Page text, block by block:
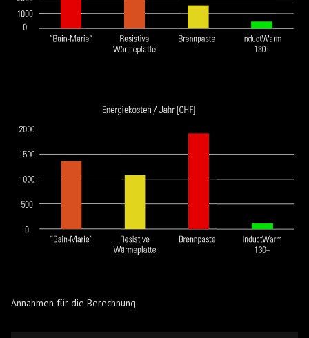
Annahmen für die Berechnung: